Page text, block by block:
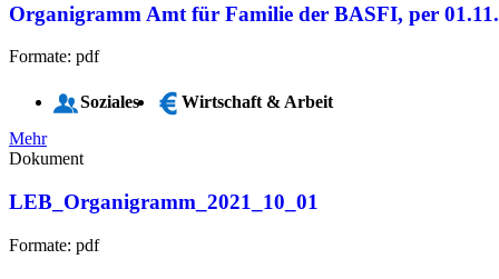
Organigramm Amt für Familie der BASFI, per
Formate: pdf
Soziales
Wirtschaft & Arbeit
Mehr
Dokument
LEB_Organigramm_2021_10_01
Formate: pdf